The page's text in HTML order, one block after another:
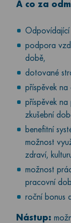
A co za
Odpovídající
podpora
době,
dotované
příspěvek
příspěvek
zkušební
benefitní
možnost
zdraví,
možnost
pracovní
roční bonus
Nástup: